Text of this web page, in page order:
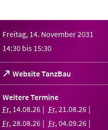
Freitag, 14. November 2031
14:30 bis 15:30
Website TanzBau
(Öffnet
in
einem
Tab)
Weitere Termine
Fr, 14.08.26 Fr,21.08.26
Fr,28.08.26 Fr,04.09.26